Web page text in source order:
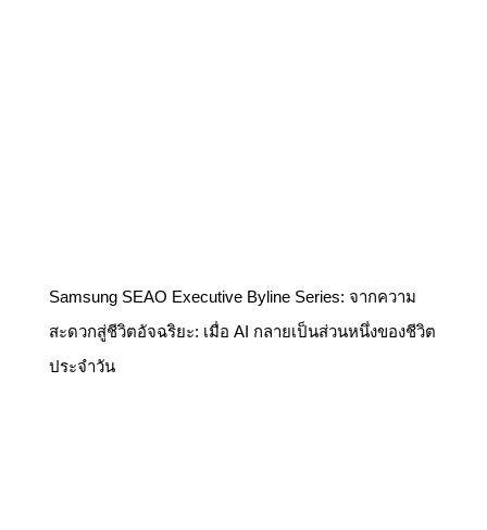
Samsung SEAO Executive Byline Series: จากความ
สะดวกสู่ชีวิตอัจฉริยะ: เมื่อ AI กลายเป็นส่วนหนึ่งของชีวิต
ประจำวัน